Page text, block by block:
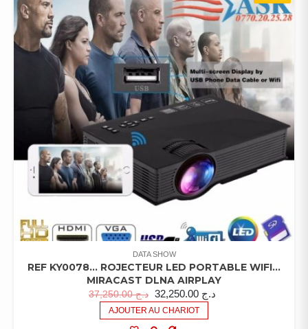
DATA SHOW
REF KY0078… ROJECTEUR LED PORTABLE WIFI…
MIRACAST DLNA AIRPLAY
د.ج37,250.00 د.ج
AJOUTER AU CHARIOT